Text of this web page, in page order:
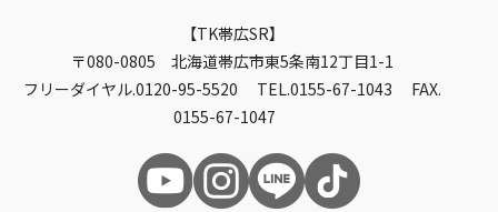
TK帯広SR
〒080-0805 北海道帯広市東5条南12丁目1-1
フリーダイヤル.0120-95-5520 TEL.0155-67-1043 FAX.
0155-67-1047